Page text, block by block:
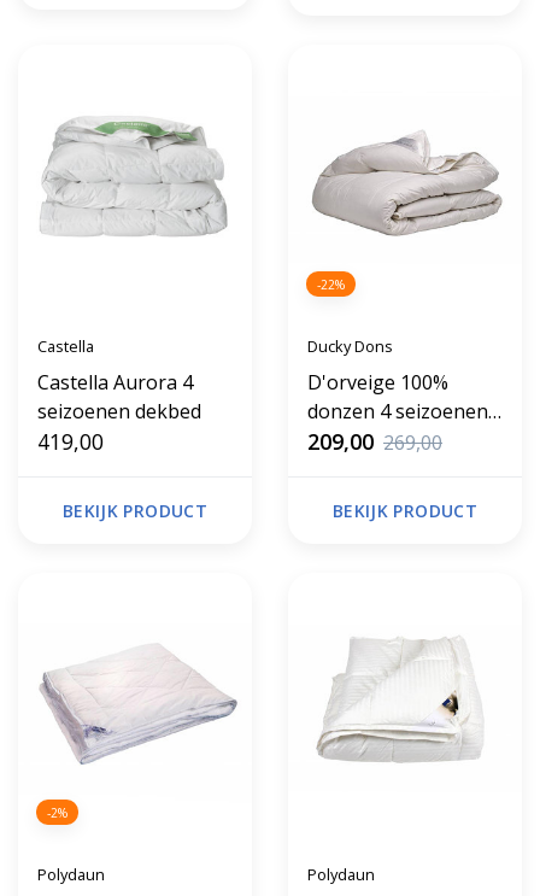
Castella
Castella Aurora 4
seizoenen dekbed
419,00
BEKIJK PRODUCT
-22%
Ducky Dons
D'orveige 100%
donzen 4 seizoenen
dekbed
209,00 269,00
BEKIJK PRODUCT
-2%
Polydaun Polydaun